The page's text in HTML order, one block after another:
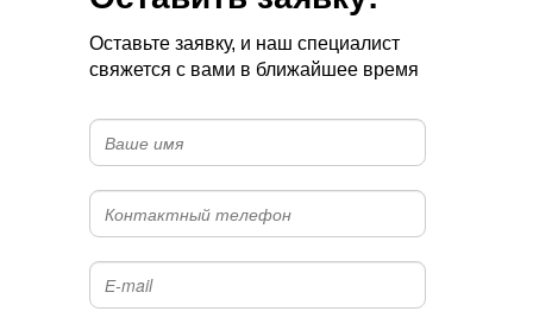
Оставьте заявку, и наш специалист
свяжется с вами в ближайшее время